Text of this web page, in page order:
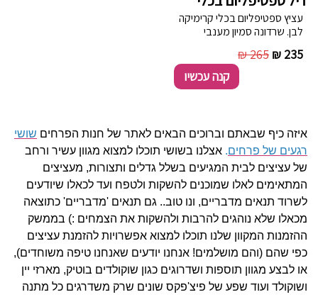
עציץ ספטיפליום בכלי קרימיקה
לבן. שרדונה סמיון מענבי
יקב מוני. שוקולד סולו לבן, פניני
שוקולד מריר במילוי שקדים
ובמילוי אגוזי לוז ובמעטפת
235 ₪
265 ₪
קנה עכשיו
איזה כיף שבאתם וברוכים הבאים לאתר של חנות הפרחים שושי
רגעים של פרחים. אצלנו בשושי תוכלו למצוא מגוון עשיר ורחב
של עציצים לבית המגיעים בשלל גדלים ותצורות, מעציצים
המתאימים לאלו שמוכנים להשקות ולטפח ועד לכאלו שיודעים
לשרוד תנאים מדבריים, ונו טוב.. גם תנאים 'מדבריים' כתוצאה
מכאלו שלא נוהגים להרבות ולהשקות את הצמחים :) בממשק
ההזמנות המקוון שלנו תוכלו למצוא אפשרויות להזמנת עציצים
כפי שהם (והם מושלמים! אנחנו יודעים שאנחנו טיפה משוחדים),
או לבצע מגוון תוספות ושדרוגים כגון שוקולדים בוטיק, מארזי יין
ושוקולד ועוד שפע של פיצ'פקס שונים שרק משדרגים כל מתנה